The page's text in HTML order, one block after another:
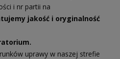
i nr partii na
jakość i oryginalność
uprawy w naszej strefie